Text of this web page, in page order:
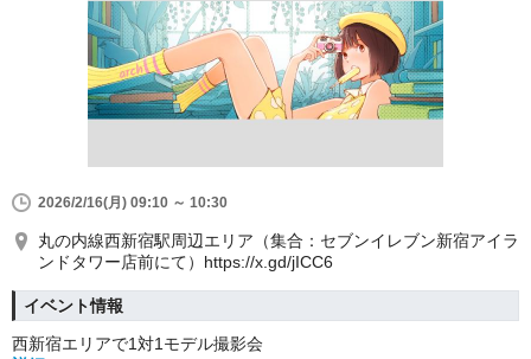
2026/2/16(月) 09:10 ～ 10:30
丸の内線西新宿駅周辺エリア（集合：セブンイレブン新宿アイラ
ンドタワー店前にて）https://x.gd/jICC6
イベント情報
西新宿エリアで1対1モデル撮影会